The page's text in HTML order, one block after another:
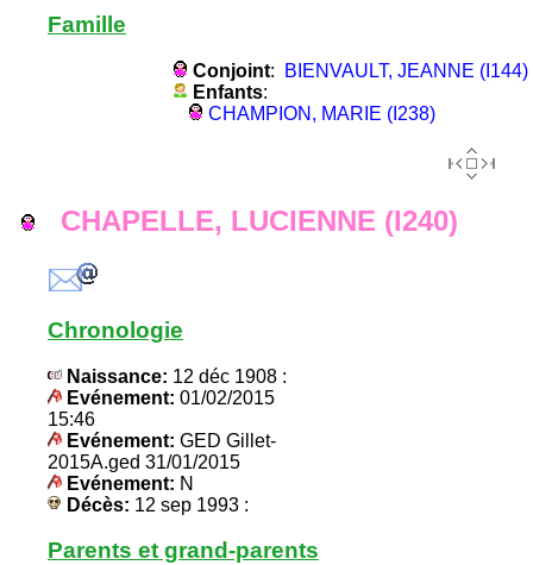
Famille
Conjoint:
BIENVAULT, JEANNE (I144)
Enfants:
CHAMPION, MARIE (I238)
CHAPELLE, LUCIENNE (I240)
Chronologie
Naissance: 12 déc 1908 :
Evénement: 01/02/2015
15:46
Evénement: GED Gillet-
2015A.ged 31/01/2015
Evénement: N
Décès: 12 sep 1993 :
Parents et grand-parents